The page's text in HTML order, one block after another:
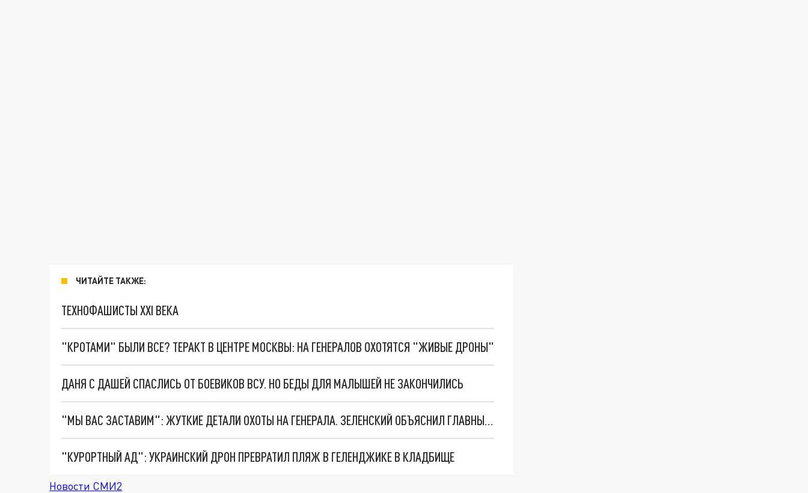
ЧИТАЙТЕ ТАКЖЕ:
ТЕХНОФАШИСТЫ XXI ВЕКА
"КРОТАМИ" БЫЛИ ВСЕ? ТЕРАКТ В ЦЕНТРЕ МОСКВЫ: НА ГЕНЕРАЛОВ ОХОТЯТСЯ "ЖИВЫЕ ДРОНЫ"
ДАНЯ С ДАШЕЙ СПАСЛИСЬ ОТ БОЕВИКОВ ВСУ. НО БЕДЫ ДЛЯ МАЛЫШЕЙ НЕ ЗАКОНЧИЛИСЬ
"МЫ ВАС ЗАСТАВИМ": ЖУТКИЕ ДЕТАЛИ ОХОТЫ НА ГЕНЕРАЛА. ЗЕЛЕНСКИЙ ОБЪЯСНИЛ ГЛАВНЫЙ СМЫСЛ ТЕРАКТА В ЦЕНТРЕ МОСКВЫ
"КУРОРТНЫЙ АД": УКРАИНСКИЙ ДРОН ПРЕВРАТИЛ ПЛЯЖ В ГЕЛЕНДЖИКЕ В КЛАДБИЩЕ
Новости СМИ2